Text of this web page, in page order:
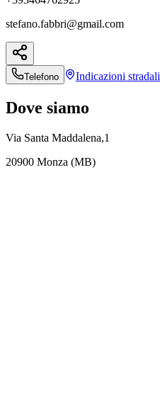
stefano.fabbri@gmail.com
Telefono Indicazioni stradali
Dove siamo
Via Santa Maddalena,1
20900 Monza (MB)